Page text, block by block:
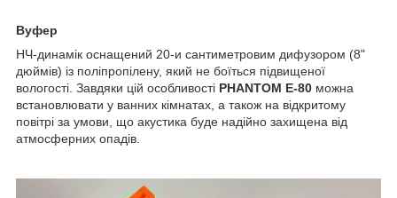
Вуфер
НЧ-динамік оснащений 20-и сантиметровим дифузором (8"
дюймів) із поліпропілену, який не боїться підвищеної
вологості. Завдяки цій особливості PHANTOM E-80 можна
встановлювати у ванних кімнатах, а також на відкритому
повітрі за умови, що акустика буде надійно захищена від
атмосферних опадів.